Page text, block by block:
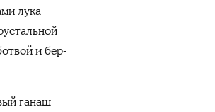
лука
и бер-
ганаш